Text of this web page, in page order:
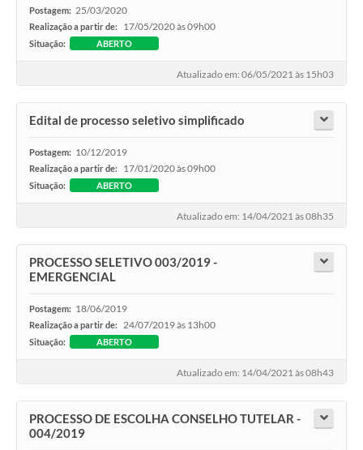
Postagem: 25/03/2020
Realização a partir de: 17/05/2020 às 09h00
Situação: ABERTO
Atualizado em: 06/05/2021 às 15h03
Edital de processo seletivo simplificado
Postagem: 10/12/2019
Realização a partir de: 17/01/2020 às 09h00
Situação: ABERTO
Atualizado em: 14/04/2021 às 08h35
PROCESSO SELETIVO 003/2019 -
EMERGENCIAL
Postagem: 18/06/2019
Realização a partir de: 24/07/2019 às 13h00
Situação: ABERTO
Atualizado em: 14/04/2021 às 08h43
PROCESSO DE ESCOLHA CONSELHO TUTELAR -
004/2019